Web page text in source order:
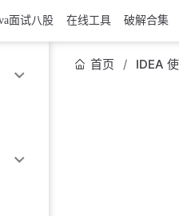
面试八股 在线工具 破解合集
首页 IDEA